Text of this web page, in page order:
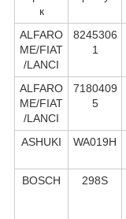
к
ALFARO
ME/FIAT
/LANCI
8245306
1
ALFARO
ME/FIAT
/LANCI
7180409
5
ASHUKI WA019H
BOSCH
298S